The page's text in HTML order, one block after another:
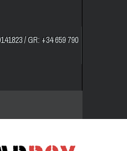
/ GR: +34 659 790